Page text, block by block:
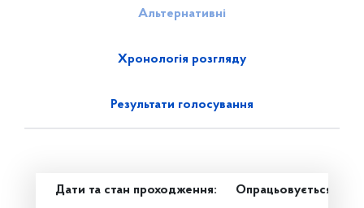
Альтернативні
Хронологія розгляду
Результати голосування
Дати та стан проходження: Опрацьовується в